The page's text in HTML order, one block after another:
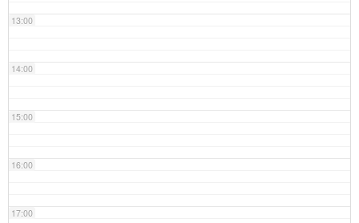
13:00
14:00
15:00
16:00
17:00